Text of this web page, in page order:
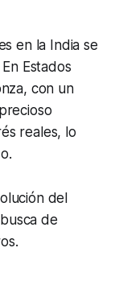
en la India se
Estados
con un
reales, lo
del
de